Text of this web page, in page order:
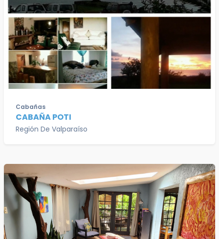
Cabañas
CABAÑA POTI
Región De Valparaíso